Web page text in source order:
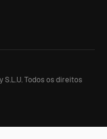
Todos os direitos